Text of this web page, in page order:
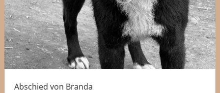
Abschied von Branda